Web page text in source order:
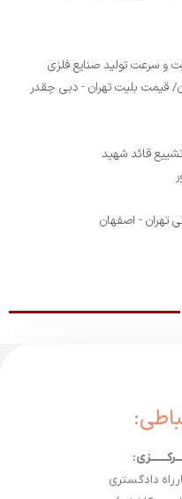
و سرعت تولید صنایع فلزی
قیمت بلیت تهران - دبی چقدر
قائد شهید
دادگستری